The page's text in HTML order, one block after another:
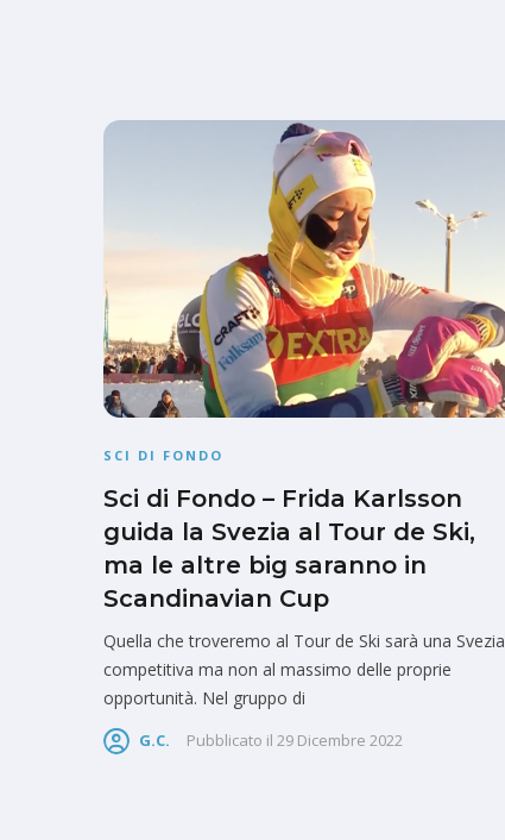
SCI DI FONDO
Sci di Fondo – Frida Karlsson
guida la Svezia al Tour de Ski,
ma le altre big saranno in
Scandinavian Cup
Quella che troveremo al Tour de Ski sarà una Svezia
competitiva ma non al massimo delle proprie
opportunità. Nel gruppo di
G.C. Pubblicato il 29 Dicembre 2022